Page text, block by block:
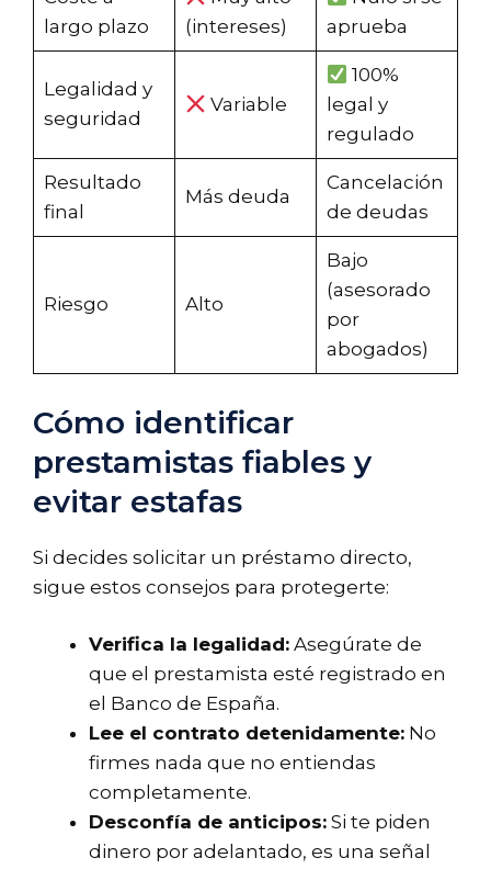
largo plazo
(intereses)
aprueba
Legalidad y
seguridad
Variable
100%
legal y
regulado
Resultado
final
Más deuda
Cancelación
de deudas
Riesgo Alto
Bajo
(asesorado
por
abogados)
Cómo identificar
prestamistas fiables y
evitar estafas
Si decides solicitar un préstamo directo,
sigue estos consejos para protegerte:
Verifica la legalidad: Asegúrate de
que el prestamista esté registrado en
el Banco de España.
Lee el contrato detenidamente: No
firmes nada que no entiendas
completamente.
Desconfía de anticipos: Si te piden
dinero por adelantado, es una señal